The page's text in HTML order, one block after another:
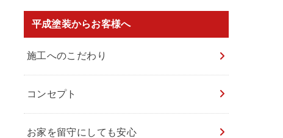
平成塗装からお客様へ
施工へのこだわり
コンセプト
お家を留守にしても安心